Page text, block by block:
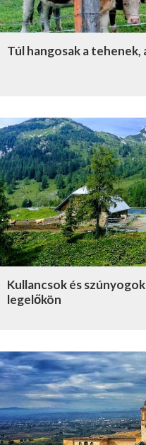
Túl hangosak a
Kullancsok és
legelőkön